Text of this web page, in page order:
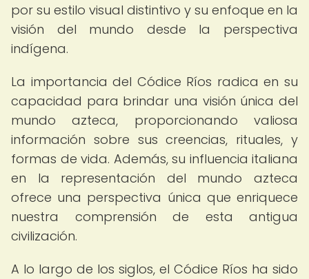
por su estilo visual distintivo y su enfoque en la
visión del mundo desde la perspectiva
indígena.
La importancia del Códice Ríos radica en su
capacidad para brindar una visión única del
mundo azteca, proporcionando valiosa
información sobre sus creencias, rituales, y
formas de vida. Además, su influencia italiana
en la representación del mundo azteca
ofrece una perspectiva única que enriquece
nuestra comprensión de esta antigua
civilización.
A lo largo de los siglos, el Códice Ríos ha sido